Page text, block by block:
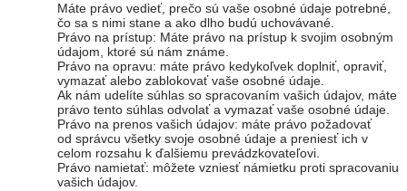
Máte právo vedieť, prečo sú vaše osobné údaje potrebné,
čo sa s nimi stane a ako dlho budú uchovávané.
Právo na prístup: Máte právo na prístup k svojim osobným
údajom, ktoré sú nám známe.
Právo na opravu: máte právo kedykoľvek doplniť, opraviť,
vymazať alebo zablokovať vaše osobné údaje.
Ak nám udelíte súhlas so spracovaním vašich údajov, máte
právo tento súhlas odvolať a vymazať vaše osobné údaje.
Právo na prenos vašich údajov: máte právo požadovať
od správcu všetky svoje osobné údaje a preniesť ich v
celom rozsahu k ďalšiemu prevádzkovateľovi.
Právo namietať: môžete vzniesť námietku proti spracovaniu
vašich údajov.